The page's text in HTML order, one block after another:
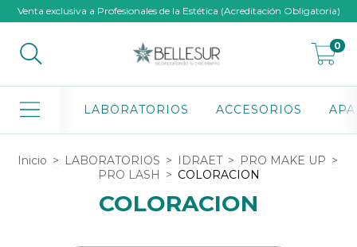
Venta exclusiva a Profesionales de la Estética (Acreditación Obligatoria)
0
LABORATORIOS ACCESORIOS
Inicio > LABORATORIOS > IDRAET > PRO MAKE UP >
PRO LASH > COLORACION
COLORACION